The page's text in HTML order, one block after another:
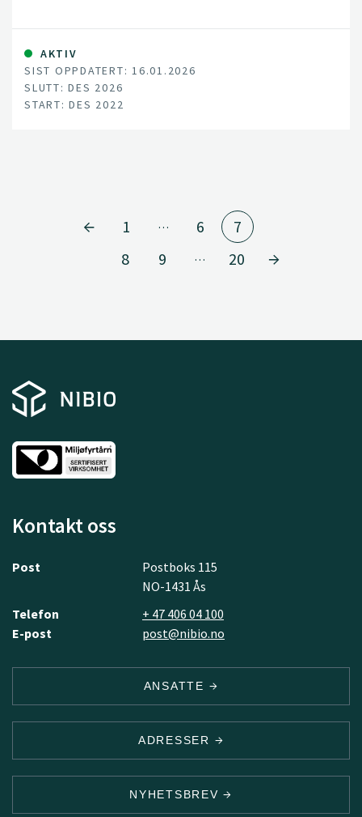
AKTIV
SIST OPPDATERT: 16.01.2026
SLUTT: DES 2026
START: DES 2022
1 … 6
7
8
9 … 20
Kontakt oss
Post
Postboks 115
NO-1431 Ås
Telefon
+ 47 406 04 100
E-post
post@nibio.no
ANSATTE
ADRESSER
NYHETSBREV